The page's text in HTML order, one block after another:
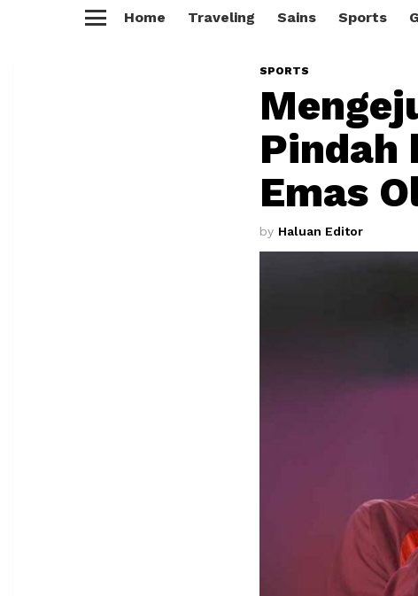
Home Traveling Sains Sports
SPORTS
Pindah
Emas
by Haluan Editor